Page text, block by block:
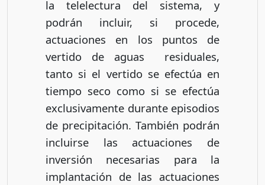
la telelectura del sistema, y
podrán incluir, si procede,
actuaciones en los puntos de
vertido de aguas residuales,
tanto si el vertido se efectúa en
tiempo seco como si se efectúa
exclusivamente durante episodios
de precipitación. También podrán
incluirse las actuaciones de
inversión necesarias para la
implantación de las actuaciones